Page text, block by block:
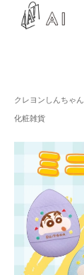
クレヨンしんちゃん
化粧雑貨